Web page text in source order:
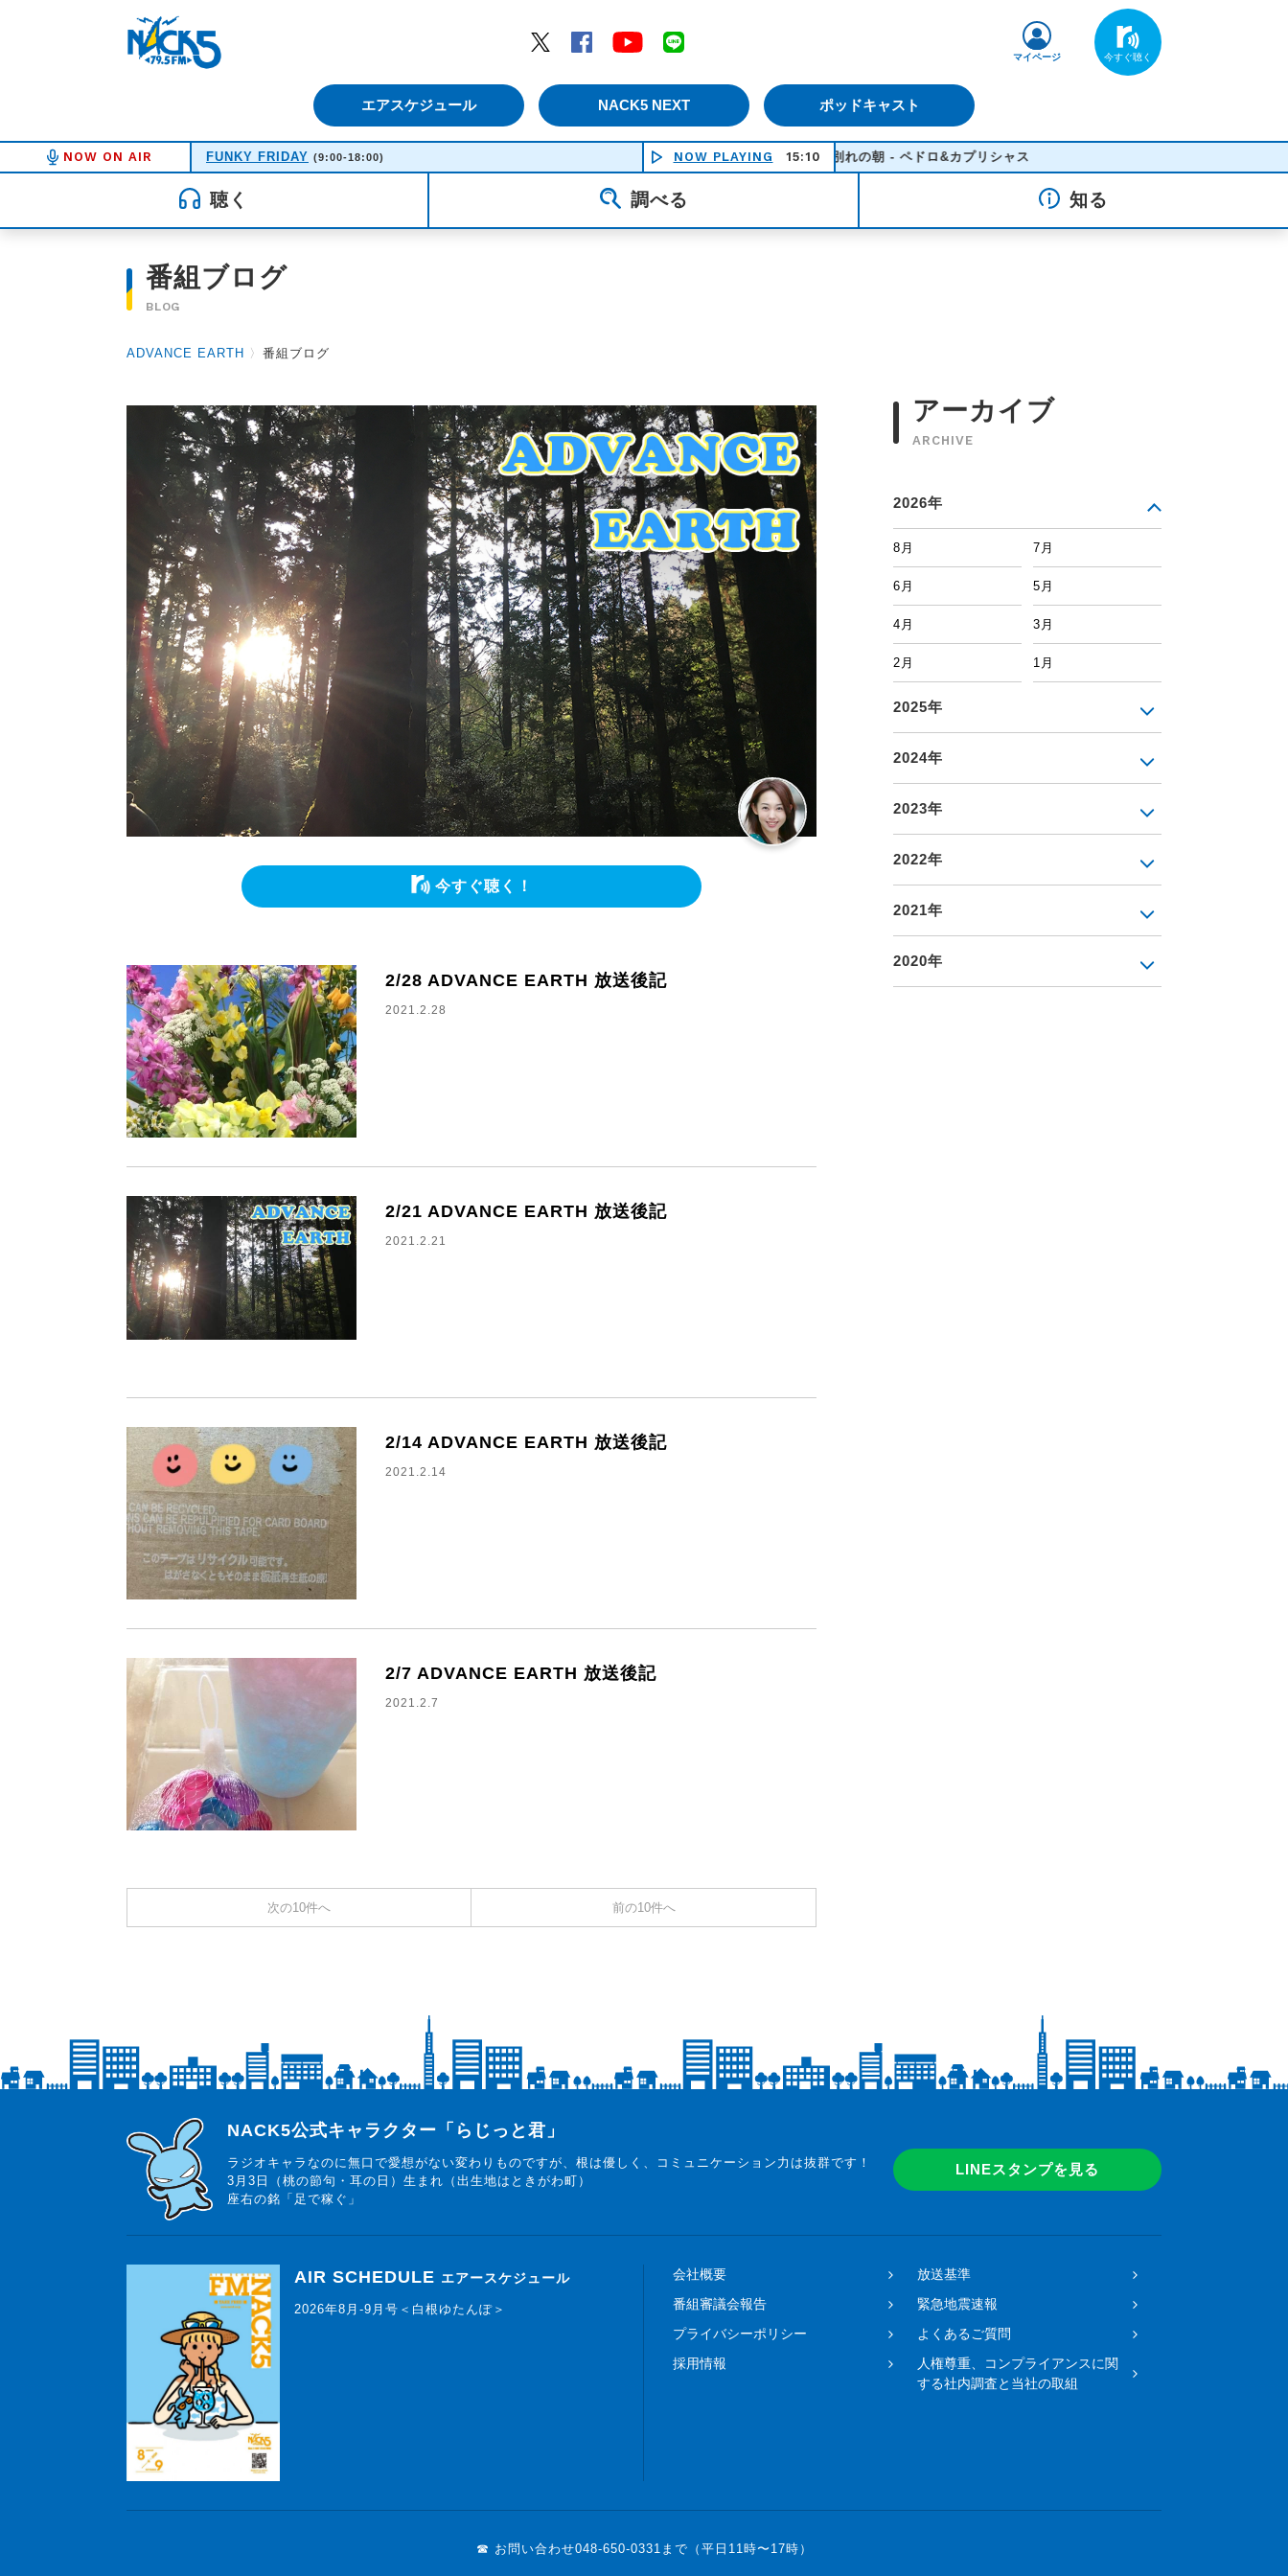
Twitter
Facebook YouTube
エアスケジュール NACK5 NEXT ポッドキャスト
マイページ
NOW ON AIR FUNKY FRIDAY (9:00-18:00) NOW PLAYING 15:10
別れの朝 - ペドロ&カプリシャス
聴く 調べる 知る
番組ブログ
BLOG
ADVANCE EARTH 〉 番組ブログ
今すぐ聴く！
2/28 ADVANCE EARTH 放送後記
2021.2.28
2/21 ADVANCE EARTH 放送後記
2021.2.21
2/14 ADVANCE EARTH 放送後記
2021.2.14
2/7 ADVANCE EARTH 放送後記
2021.2.7
次の10件へ 前の10件へ
アーカイブ
ARCHIVE
2026年
8月 7月
6月 5月
4月 3月
2月 1月
2025年
2024年
2023年
2022年
2021年
2020年
らじっと君
NACK5公式キャラクター「らじっと君」
ラジオキャラなのに無口で愛想がない変わりものですが、根は優しく、コミュニケーション力は抜群です！
3月3日（桃の節句・耳の日）生まれ（出生地はときがわ町）
座右の銘「足で稼ぐ」
LINEスタンプを見る
AIR SCHEDULE エアースケジュール
2026年8月-9月号＜白根ゆたんぽ＞
会社概要
放送基準
番組審議会報告
緊急地震速報
プライバシーポリシー
よくあるご質問
採用情報
人権尊重、コンプライアンスに関
する社内調査と当社の取組
☎ お問い合わせ048-650-0331まで（平日11時〜17時）